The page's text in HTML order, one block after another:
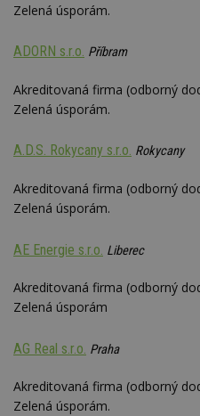
Zelená úsporám.
ADORN s.r.o. Příbram
Akreditovaná firma (odborný
Zelená úsporám.
A.D.S. Rokycany s.r.o. Rokycany
Akreditovaná firma (odborný
Zelená úsporám.
AE Energie s.r.o. Liberec
Akreditovaná firma (odborný
Zelená úsporám
AG Real s.r.o. Praha
Akreditovaná firma (odborný
Zelená úsporám.